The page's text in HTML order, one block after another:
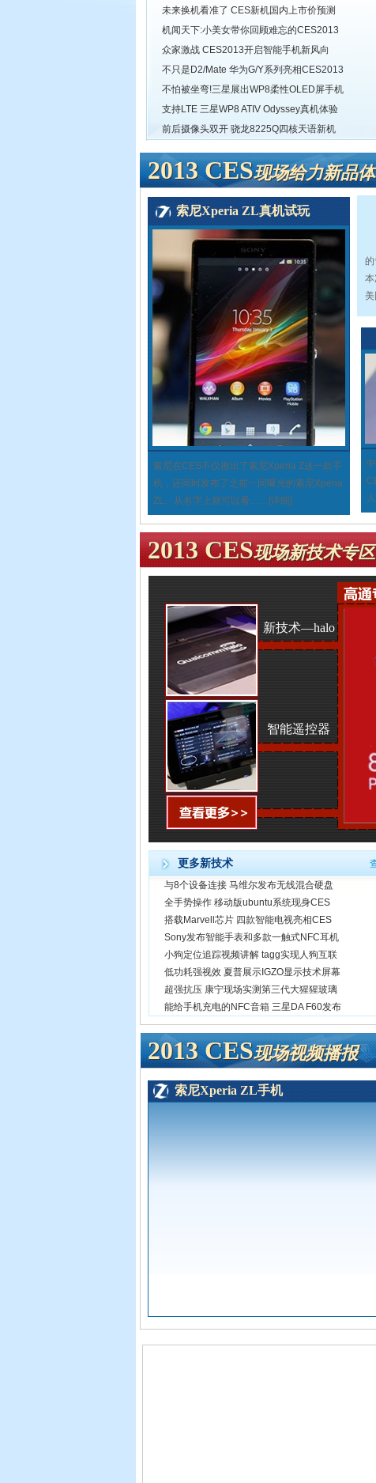
未来换机看准了 CES新机国内上市价预测
机闻天下:小美女带你回顾难忘的CES2013
众家激战 CES2013开启智能手机新风向
不只是D2/Mate 华为G/Y系列亮相CES2013
不怕被坐弯!三星展出WP8柔性OLED屏手机
支持LTE 三星WP8 ATIV Odyssey真机体验
前后摄像头双开 骁龙8225Q四核天语新机
2013 CES现场给力新品
索尼Xperia ZL真机试玩
索尼在CES不仅推出了索尼Xperia Z这一款手
机，还同时发布了之前一同曝光的索尼Xperia
ZL。从名字上就可以看…… [详细]
2013 CES现场新技术专区
新技术—halo
智能遥控器
更多新技术
与8个设备连接 马维尔发布无线混合硬盘
全手势操作 移动版ubuntu系统现身CES
搭载Marvell芯片 四款智能电视亮相CES
Sony发布智能手表和多款一触式NFC耳机
小狗定位追踪视频讲解 tagg实现人狗互联
低功耗强视效 夏普展示IGZO显示技术屏幕
超强抗压 康宁现场实测第三代大猩猩玻璃
能给手机充电的NFC音箱 三星DA F60发布
2013 CES现场视频播报
索尼Xperia ZL手机